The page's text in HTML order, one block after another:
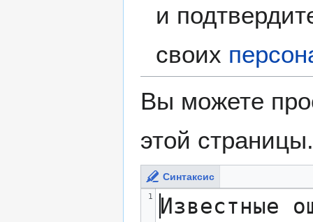
и
своих
Вы можете
этой страницы.
Синтаксис
1
Известные